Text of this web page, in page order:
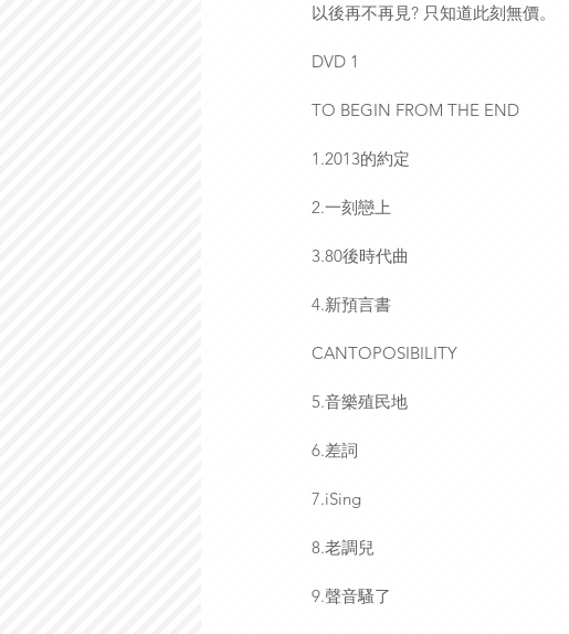
以後再不再見? 只知道此刻無價。
DVD 1
TO BEGIN FROM THE END
1.2013的約定
2.一刻戀上
3.80後時代曲
4.新預言書
CANTOPOSIBILITY
5.音樂殖民地
6.差詞
7.iSing
8.老調兒
9.聲音騷了